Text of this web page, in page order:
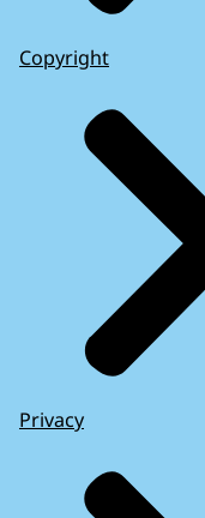
Copyright
Privacy